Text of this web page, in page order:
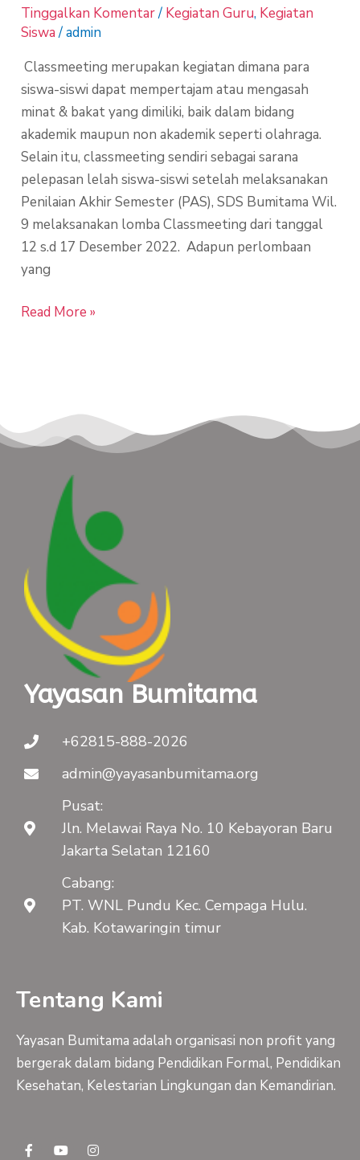
Tinggalkan Komentar/ Kegiatan Guru, Kegiatan
Siswa/admin
Classmeeting merupakan kegiatan dimana para
siswa-siswi dapat mempertajam atau mengasah
minat & bakat yang dimiliki, baik dalam bidang
akademik maupun non akademik seperti olahraga.
Selain itu, classmeeting sendiri sebagai sarana
pelepasan lelah siswa-siswi setelah melaksanakan
Penilaian Akhir Semester (PAS), SDS Bumitama Wil.
9 melaksanakan lomba Classmeeting dari tanggal
12 s.d 17 Desember 2022. Adapun perlombaan
yang
Read More »
Yayasan Bumitama
+62815-888-2026
admin@yayasanbumitama.org
Pusat:
Jln. Melawai Raya No. 10 Kebayoran Baru
Jakarta Selatan 12160
Cabang:
PT. WNL Pundu Kec. Cempaga Hulu.
Kab. Kotawaringin timur
Tentang Kami
Yayasan Bumitama adalah organisasi non profit yang
bergerak dalam bidang Pendidikan Formal, Pendidikan
Kesehatan, Kelestarian Lingkungan dan Kemandirian.
F
a
Y
o
I
n